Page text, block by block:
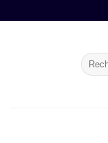
pour :